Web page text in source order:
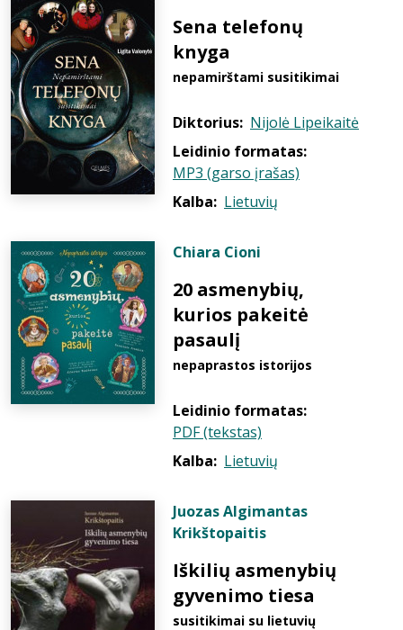
Sena telefonų
knyga
nepamirštami susitikimai
Diktorius: Nijolė Lipeikaitė
Leidinio formatas:
MP3 (garso įrašas)
Kalba: Lietuvių
Chiara Cioni
20 asmenybių,
kurios pakeitė
pasaulį
nepaprastos istorijos
Leidinio formatas:
PDF (tekstas)
Kalba: Lietuvių
Juozas Algimantas
Krikštopaitis
Iškilių asmenybių
gyvenimo tiesa
susitikimai su lietuvių